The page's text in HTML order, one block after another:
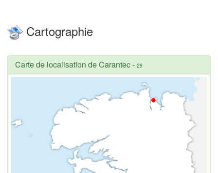
Cartographie
Carte de localisation de Carantec- 29